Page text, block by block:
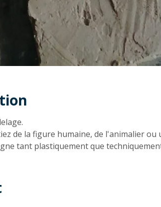
de la figure humaine, de l'animalier
tant plastiquement que